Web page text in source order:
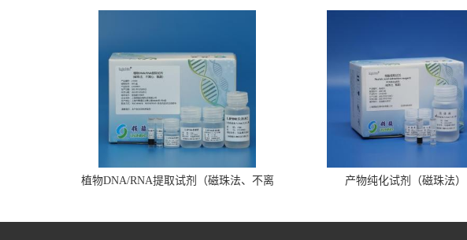
植物DNA/RNA提取试剂（磁珠法、不离
产物纯化试剂（磁珠法）